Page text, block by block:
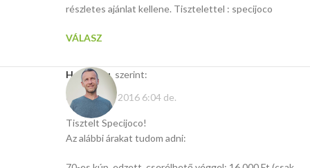
részletes ajánlat kellene. Tisztelettel : specijoco
VÁLASZ
Hasito.hu szerint:
október 21, 2016 6:04 de.
Tisztelt Specijoco!
Az alábbi árakat tudom adni: